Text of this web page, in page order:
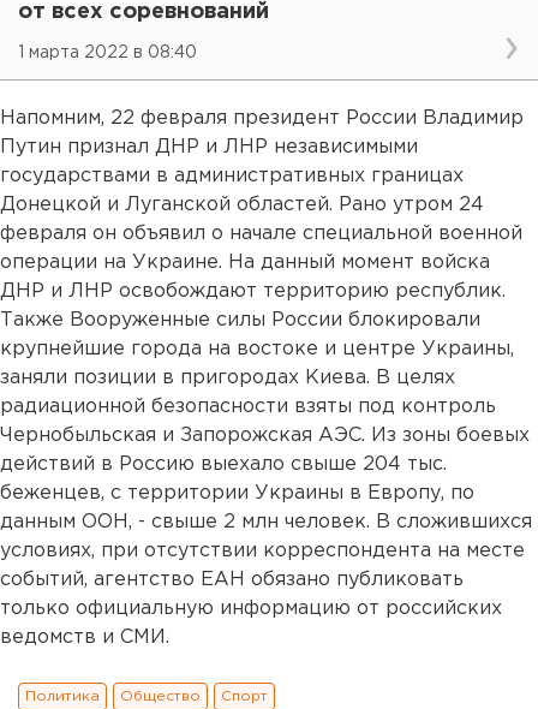
от всех соревнований
1 марта 2022 в 08:40
Напомним, 22 февраля президент России Владимир
Путин признал ДНР и ЛНР независимыми
государствами в административных границах
Донецкой и Луганской областей. Рано утром 24
февраля он объявил о начале специальной военной
операции на Украине. На данный момент войска
ДНР и ЛНР освобождают территорию республик.
Также Вооруженные силы России блокировали
крупнейшие города на востоке и центре Украины,
заняли позиции в пригородах Киева. В целях
радиационной безопасности взяты под контроль
Чернобыльская и Запорожская АЭС. Из зоны боевых
действий в Россию выехало свыше 204 тыс.
беженцев, с территории Украины в Европу, по
данным ООН, - свыше 2 млн человек. В сложившихся
условиях, при отсутствии корреспондента на месте
событий, агентство ЕАН обязано публиковать
только официальную информацию от российских
ведомств и СМИ.
Политика Общество Спорт